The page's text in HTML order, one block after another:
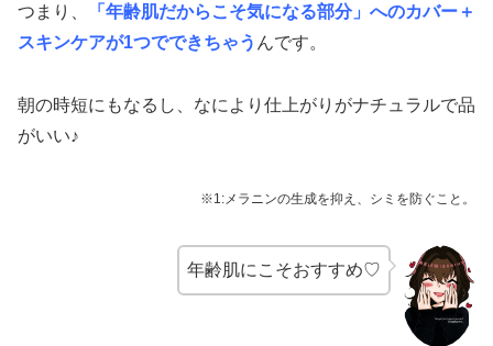
つまり、
「年齢肌だからこそ気になる部分」へのカバー＋
スキンケアが1つでできちゃう んです。
朝の時短にもなるし、なにより仕上がりがナチュラルで品
がいい♪
※1:メラニンの生成を抑え、シミを防ぐこと。
年齢肌にこそおすすめ♡